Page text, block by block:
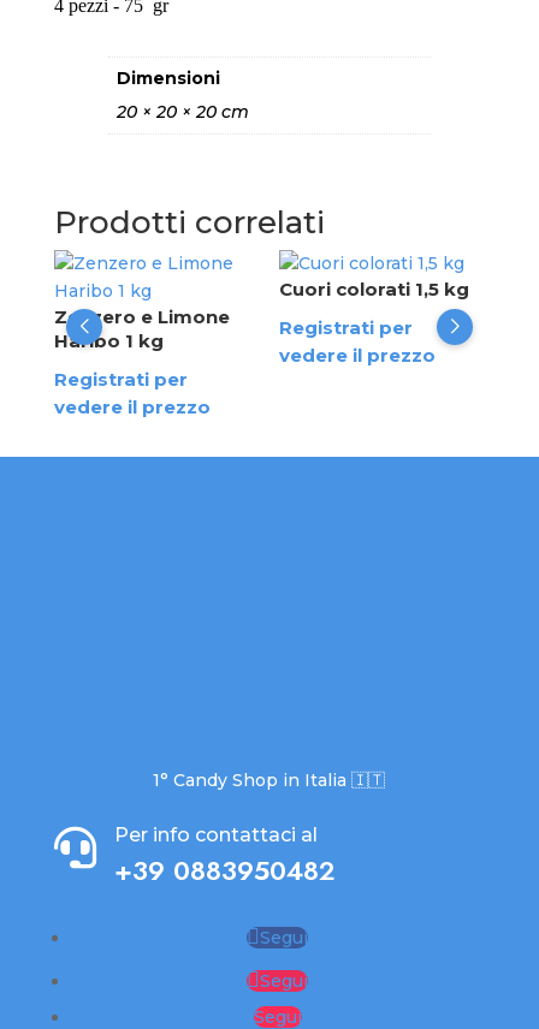
4 pezzi - 75 gr
Dimensioni
20 × 20 × 20 cm
Prodotti correlati
Zenzero e Limone
Haribo 1 kg
Registrati per
vedere il prezzo
Cuori colorati 1,5 kg
Registrati per
vedere il prezzo
1° Candy Shop in Italia 🇮🇹
 Per info contattaci al
+39 0883950482
Segui
Segui
Segui